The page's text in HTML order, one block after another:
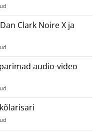
Clark Noire X ja
audio-video